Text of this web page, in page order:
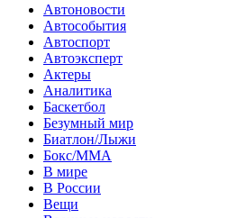
Автоновости
Автособытия
Автоспорт
Автоэксперт
Актеры
Аналитика
Баскетбол
Безумный мир
Биатлон/Лыжи
Бокс/MMA
В мире
В России
Вещи